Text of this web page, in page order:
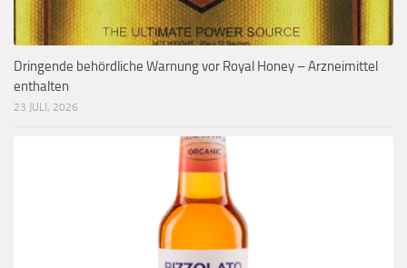
Dringende behördliche Warnung vor Royal Honey – Arzneimittel
enthalten
23 JULI, 2026